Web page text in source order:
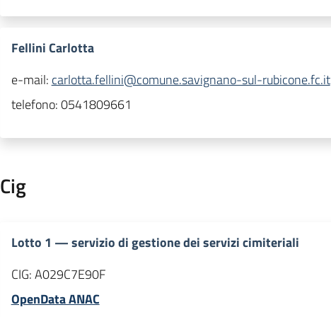
Fellini Carlotta
e-mail: carlotta.fellini@comune.savignano-sul-rubicone.fc.it
telefono:0541809661
Cig
Lotto 1 —servizio di gestione dei servizi cimiteriali
CIG:A029C7E90F
OpenData ANAC